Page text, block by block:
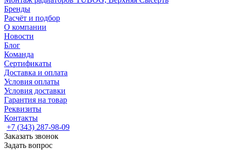
Бренды
Расчёт и подбор
О компании
Новости
Блог
Команда
Сертификаты
Доставка и оплата
Условия оплаты
Условия доставки
Гарантия на товар
Реквизиты
Контакты
+7 (343) 287-98-09
Заказать звонок
Задать вопрос